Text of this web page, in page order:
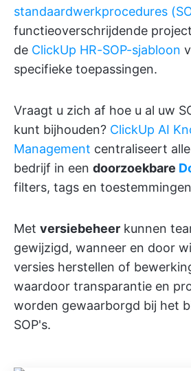
standaardwerkprocedures
functieoverschrijdende
de ClickUp HR-SOP-sjabloon
specifieke toepassingen.
Vraagt u zich af hoe u al uw
kunt bijhouden? ClickUp AI
Management centraliseert
bedrijf in een doorzoekbare
filters, tags en
Met versiebeheer kunnen
gewijzigd, wanneer en door
versies herstellen of
waardoor transparantie en
worden gewaarborgd bij het
SOP's.